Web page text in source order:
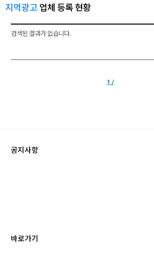
지역광고업체 등록 현황
검색된 결과가 없습니다.
1 /
공지사항
바로가기